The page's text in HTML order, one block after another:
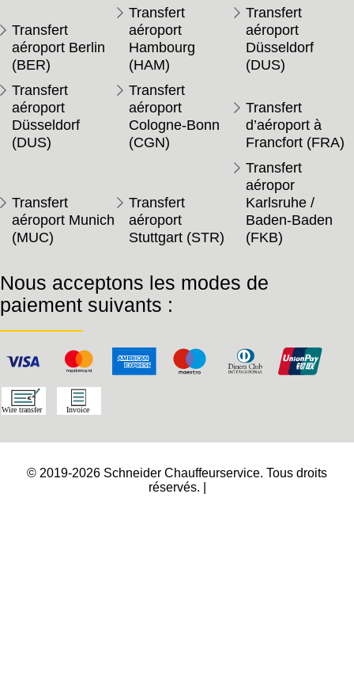
Transfert
aéroport Berlin
(BER)
Transfert
aéroport
Hambourg
(HAM)
Transfert
aéroport
Düsseldorf
(DUS)
Transfert
aéroport
Düsseldorf
(DUS)
Transfert
aéroport
Cologne-Bonn
(CGN)
Transfert
d’aéroport à
Francfort (FRA)
Transfert
aéroport Munich
(MUC)
Transfert
aéroport
Stuttgart (STR)
Transfert
aéropor
Karlsruhe /
Baden-Baden
(FKB)
Nous acceptons les modes de
paiement suivants :
© 2019-2026 Schneider Chauffeurservice. Tous droits
réservés. |